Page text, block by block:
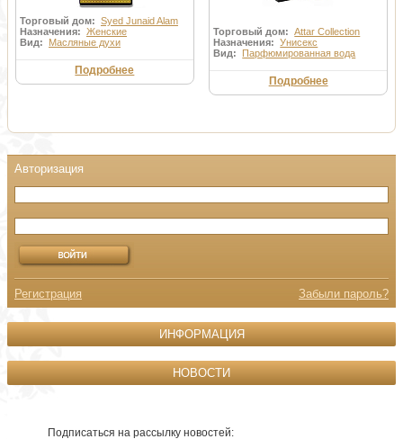
Торговый дом: Syed Junaid Alam
Назначения: Женские
Вид: Масляные духи
Подробнее
Торговый дом:Attar Collection
Назначения:Унисекс
Вид:
Парфюмированная вода
Подробнее
Регистрация Забыли пароль?
ИНФОРМАЦИЯ
НОВОСТИ
Подписаться на рассылку новостей: